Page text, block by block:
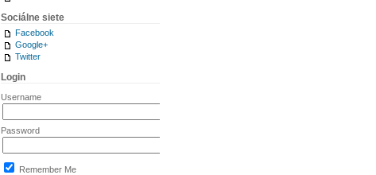
Sociálne siete
Facebook
Google+
Twitter
Login
Username
Password
Remember Me